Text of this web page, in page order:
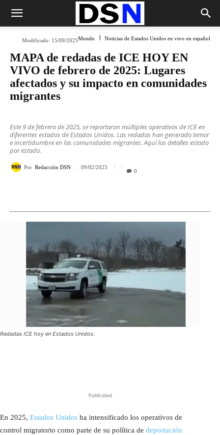
Mundo Noticias de Estados Unidos en vivo en español
Modificado: 15/09/2025
MAPA de redadas de ICE HOY EN
VIVO de febrero de 2025: Lugares
afectados y su impacto en comunidades
migrantes
Este 9 de febrero de 2025, se reportaron múltiples operativos de ICE en
diferentes estados de Estados Unidos. Las redadas han generado temor
e incertidumbre en las comunidades migrantes. Aquí los detalles estado
por estado.
Por Redacción DSN 09/02/2025
0
Redadas ICE hoy en Estados Unidos.
Publicidad
En 2025, Estados Unidos ha intensificado los operativos de
control migratorio como parte de su política de deportación